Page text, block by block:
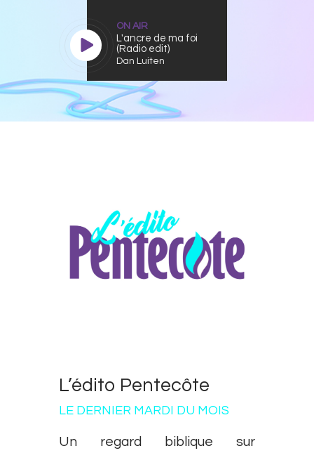
ON AIR
L'ancre de ma foi
(Radio edit)
Dan Luiten
L’édito Pentecôte
LE DERNIER MARDI DU MOIS
Un regard biblique sur